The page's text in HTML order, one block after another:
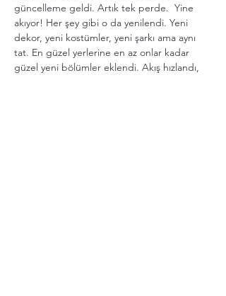
güncelleme geldi. Artık tek perde.  Yine
akıyor! Her şey gibi o da yenilendi. Yeni
dekor, yeni kostümler, yeni şarkı ama aynı
tat. En güzel yerlerine en az onlar kadar
güzel yeni bölümler eklendi. Akış hızlandı,